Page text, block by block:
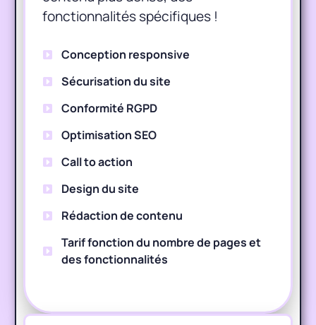
fonctionnalités spécifiques !
Conception responsive
Sécurisation du site
Conformité RGPD
Optimisation SEO
Call to action
Design du site
Rédaction de contenu
Tarif fonction du nombre de pages et
des fonctionnalités